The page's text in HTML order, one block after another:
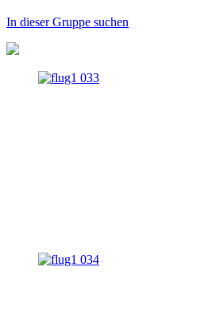
In dieser Gruppe suchen